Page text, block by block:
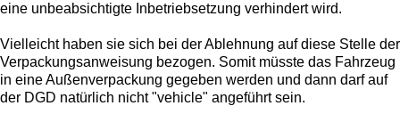
eine unbeabsichtigte Inbetriebsetzung verhindert wird.
Vielleicht haben sie sich bei der Ablehnung auf diese Stelle der
Verpackungsanweisung bezogen. Somit müsste das Fahrzeug
in eine Außenverpackung gegeben werden und dann darf auf
der DGD natürlich nicht "vehicle" angeführt sein.